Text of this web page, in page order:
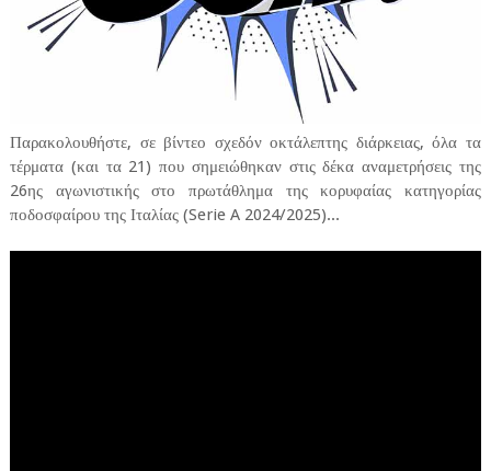
Παρακολουθήστε, σε βίντεο σχεδόν οκτάλεπτης διάρκειας, όλα τα
τέρματα (και τα 21) που σημειώθηκαν στις δέκα αναμετρήσεις της
26ης αγωνιστικής στο πρωτάθλημα της κορυφαίας κατηγορίας
ποδοσφαίρου της Ιταλίας (Serie A 2024/2025)...